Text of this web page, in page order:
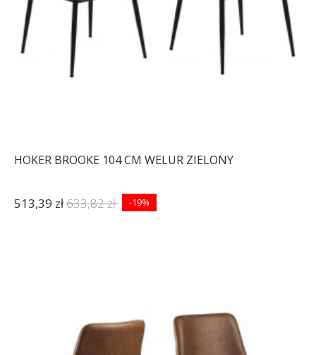
HOKER BROOKE 104 CM WELUR ZIELONY
513,39 zł633,82 zł -19%